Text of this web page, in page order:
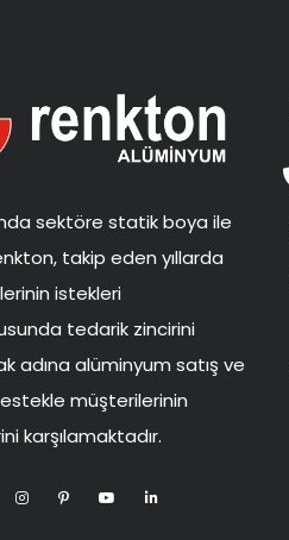
sektöre statik boya ile
takip eden yıllarda
istekleri
tedarik zincirini
adına alüminyum satış ve
müşterilerinin
karşılamaktadır.